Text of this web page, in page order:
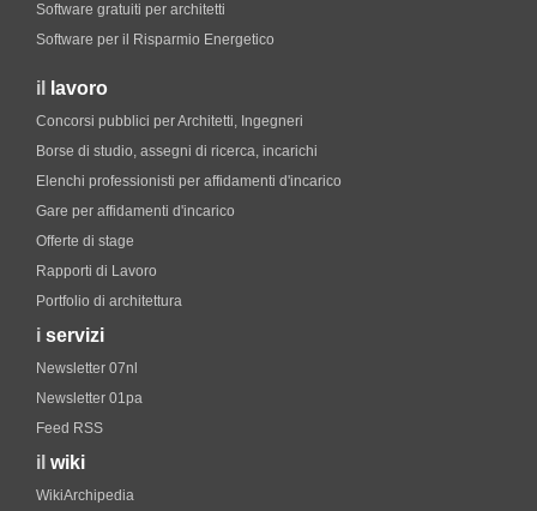
Software gratuiti per architetti
Software per il Risparmio Energetico
il lavoro
Concorsi pubblici per Architetti, Ingegneri
Borse di studio, assegni di ricerca, incarichi
Elenchi professionisti per affidamenti d'incarico
Gare per affidamenti d'incarico
Offerte di stage
Rapporti di Lavoro
Portfolio di architettura
i servizi
Newsletter 07nl
Newsletter 01pa
Feed RSS
il wiki
WikiArchipedia